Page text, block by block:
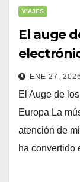
VIAJES
El auge
ENE 27, 2026
El Auge de
Europa La
atención de
ha convertido